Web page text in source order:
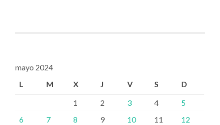
mayo 2024
L
M X J V S D
1 2 3 4
5
6
7 8 9 10 11
12